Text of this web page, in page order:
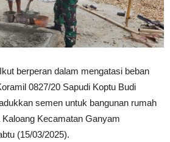
Ikut berperan dalam mengatasi beban
0827/20 Sapudi Koptu Budi
semen untuk bangunan rumah
Kecamatan Ganyam
(15/03/2025).